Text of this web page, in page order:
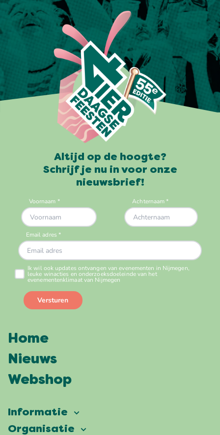
Altijd op de hoogte?
Schrijf je nu in voor onze
nieuwsbrief!
Home
Nieuws
Webshop
Informatie
Vierdaagsefeesten
Organisatie